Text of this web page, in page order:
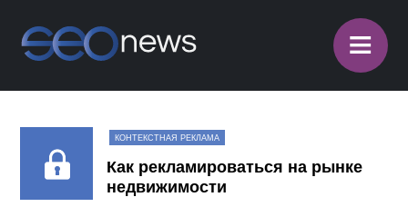
≡
КОНТЕКСТНАЯ РЕКЛАМА
Как рекламироваться на рынке
недвижимости